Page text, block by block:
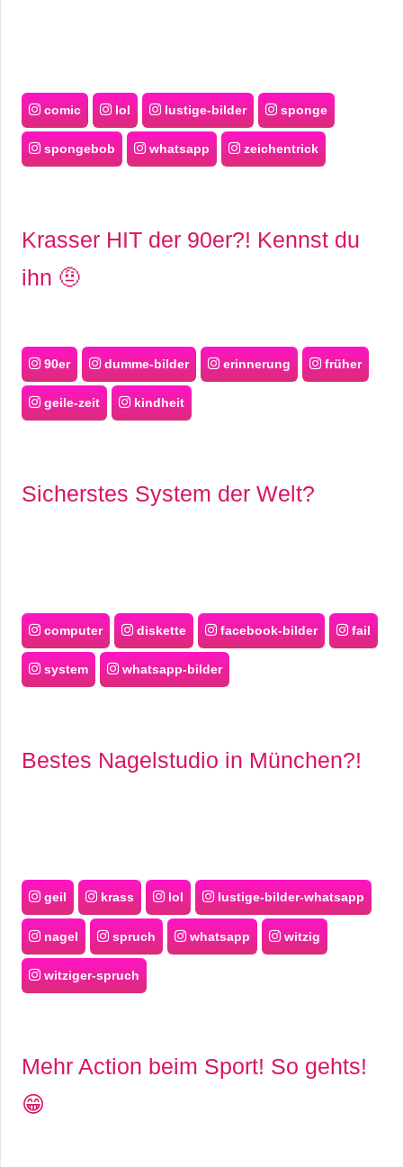
comic lol lustige-bilder sponge
spongebob whatsapp zeichentrick
Krasser HIT der 90er?! Kennst du
ihn 🤨
90er dumme-bilder erinnerung früher
geile-zeit kindheit
Sicherstes System der Welt?
computer diskette facebook-bilder fail
system whatsapp-bilder
Bestes Nagelstudio in München?!
geil krass lol lustige-bilder-whatsapp
nagel spruch whatsapp witzig
witziger-spruch
Mehr Action beim Sport! So gehts!
😁